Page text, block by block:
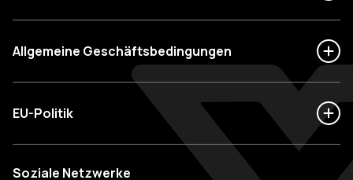
Allgemeine Geschäftsbedingungen
EU-Politik
Soziale Netzwerke